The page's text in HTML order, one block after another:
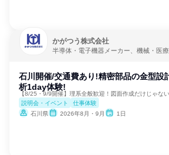
かがつう株式会社
半導体・電子機器メーカー、機械・医
石川開催/交通費あり!精密部品の金型設
析1day体験!
【8/25・9/9開催】理系全般歓迎！図面作成だけじゃない
説明会・イベント
仕事体験
石川県
2026年8月・9月 1日